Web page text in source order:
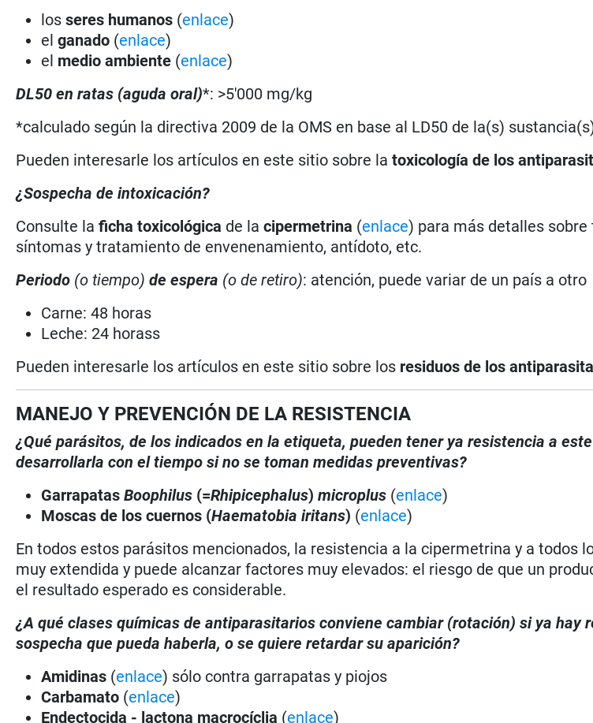
losseres humanos (enlace)
elganado (enlace)
el medio ambiente (enlace)
DL50 en ratas (aguda oral)*: >5'000 mg/kg
*calculado según la directiva 2009 de la OMS en base al LD50 de la(s)
Pueden interesarle los artículos en este sitio sobre la toxicología de los
¿Sospecha de intoxicación?
Consulte laficha toxicológica de lacipermetrina (enlace) para más detalles
síntomas y tratamiento de envenenamiento, antídoto, etc.
Periodo (o tiempo) de espera (o de retiro): atención, puede variar de un país a otro
Carne: 48 horas
Leche: 24 horass
Pueden interesarle los artículos en este sitio sobre los residuos de los
MANEJO Y PREVENCIÓN DE LA RESISTENCIA
¿Qué parásitos, de los indicados en la etiqueta, pueden tener ya resistencia a
desarrollarla con el tiempo si no se toman medidas preventivas?
GarrapatasBoophilus (=Rhipicephalus)microplus (enlace)
Moscas de los cuernos (Haematobia iritans) (enlace)
En todos estos parásitos mencionados, la resistencia a la cipermetrina y a todos
muy extendida y puede alcanzar factores muy elevados: el riesgo de que un
el resultado esperado es considerable.
¿A qué clases químicas de antiparasitarios conviene cambiar (rotación) si ya hay
sospecha que pueda haberla, o se quiere retardar su aparición?
Amidinas (enlace) sólo contra garrapatas y piojos
Carbamato (enlace)
Endectocida - lactona macrocíclia (enlace)